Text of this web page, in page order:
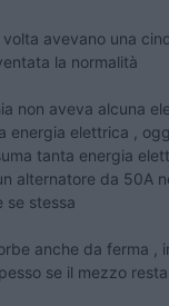
avevano una
la normalità
non aveva alcuna
energia elettrica ,
tanta energia
alternatore da 50A
se stessa
anche da ferma ,
se il mezzo